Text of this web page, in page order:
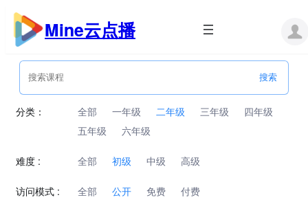
跳
内
Mine云点播
分类： 全部 一年级 二年级 三年级
四年级
五年级
六年级
难度 : 全部 初级 中级 高级
访问模式 : 全部 公开 免费 付费